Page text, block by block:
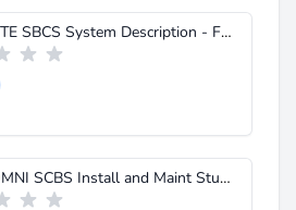
Fujitsu GTE SBCS System Description - Features July 1987.PDF
Fujitsu OMNI SCBS Install and Maint Student Workbook.pdf